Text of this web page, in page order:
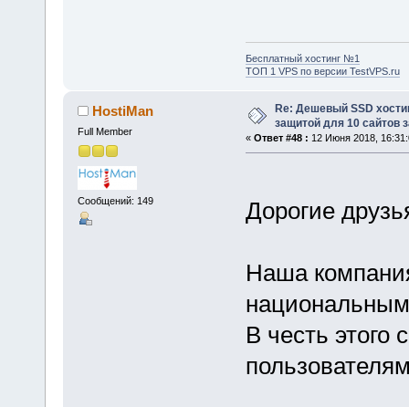
Бесплатный хостинг №1
ТОП 1 VPS по версии TestVPS.ru
HostiMan
Full Member
Сообщений: 149
Re: Дешевый SSD
защитой для 10 сайтов
« Ответ #48 : 12 Июня 2018,
Дорогие
Наша
В честь